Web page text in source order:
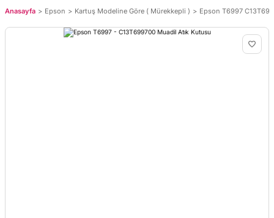
Anasayfa Epson Kartuş Modeline Göre ( Mürekkepli ) Epson T6997